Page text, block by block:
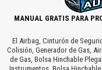
MANUAL GRATIS PARA
El Airbag, Cinturón de
Colisión, Generador de Gas,
de Gas, Bolsa Hinchable